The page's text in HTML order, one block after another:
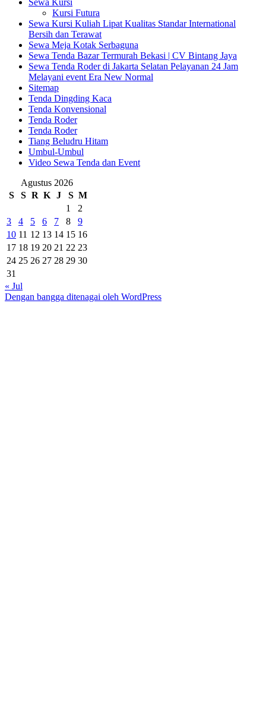
Sewa Kursi
Kursi Futura
Sewa Kursi Kuliah Lipat Kualitas Standar International
Bersih dan Terawat
Sewa Meja Kotak Serbaguna
Sewa Tenda Bazar Termurah Bekasi | CV Bintang Jaya
Sewa Tenda Roder di Jakarta Selatan Pelayanan 24 Jam
Melayani event Era New Normal
Sitemap
Tenda Dingding Kaca
Tenda Konvensional
Tenda Roder
Tenda Roder
Tiang Beludru Hitam
Umbul-Umbul
Video Sewa Tenda dan Event
Agustus 2026
S
S R K J S M
1
2
3
4 5 6 7 8
9
10 11 12 13 14 15 16
17 18 19 20 21 22 23
24 25 26 27 28 29 30
31
« Jul
Dengan bangga ditenagai oleh WordPress